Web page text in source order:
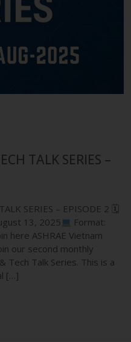
TALK SERIES –
SERIES – EPISODE 2 🗓
13, 2025
Format:
here ASHRAE Vietnam
our second monthly
Tech Talk Series. This is a
[…]